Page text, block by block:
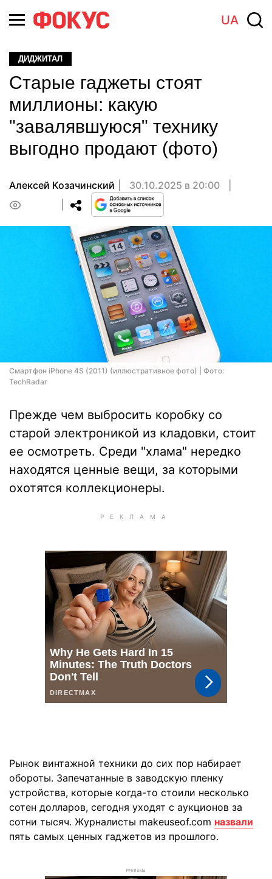
UA
ДИДЖИТАЛ
Старые гаджеты стоят
миллионы: какую
"завалявшуюся" технику
выгодно продают (фото)
Алексей Козачинский
30.10.2025 в 20:00
Смартфон iPhone 4S (2011) (иллюстративное фото) | Фото:
TechRadar
Прежде чем выбросить коробку со
старой электроникой из кладовки, стоит
ее осмотреть. Среди "хлама" нередко
находятся ценные вещи, за которыми
охотятся коллекционеры.
Рынок винтажной техники до сих пор набирает
обороты. Запечатанные в заводскую пленку
устройства, которые когда-то стоили несколько
сотен долларов, сегодня уходят с аукционов за
сотни тысяч. Журналисты makeuseof.com назвали
пять самых ценных гаджетов из прошлого.
РЕКЛАМА